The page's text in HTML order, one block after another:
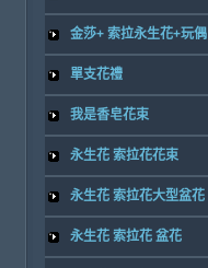
金莎+ 索拉永生花+玩偶
單支花禮
我是香皂花束
永生花 索拉花花束
永生花 索拉花大型盆花
永生花 索拉花 盆花